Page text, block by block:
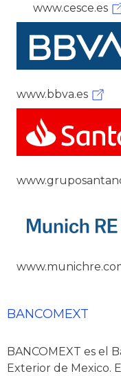
www.cesce.es
www.bbva.es
BANCOMEXT
BANCOMEXT es el
Exterior de Mexico.